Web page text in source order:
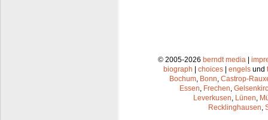
© 2005-2026 berndt media |
biograph | choices | engels und
Bochum Bonn Castrop-
Essen Frechen
Leverkusen Lünen
Recklinghausen